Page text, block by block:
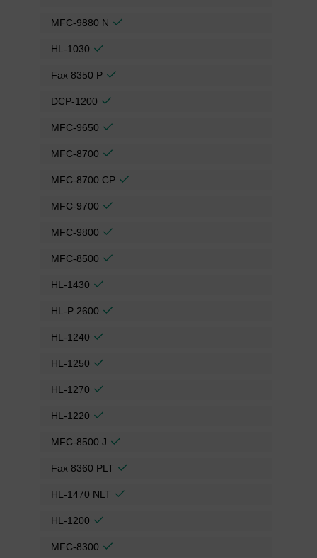
MFC-9880 N
HL-1030
Fax 8350 P
DCP-1200
MFC-9650
MFC-8700
MFC-8700 CP
MFC-9700
MFC-9800
MFC-8500
HL-1430
HL-P 2600
HL-1240
HL-1250
HL-1270
HL-1220
MFC-8500 J
Fax 8360 PLT
HL-1470 NLT
HL-1200
MFC-8300